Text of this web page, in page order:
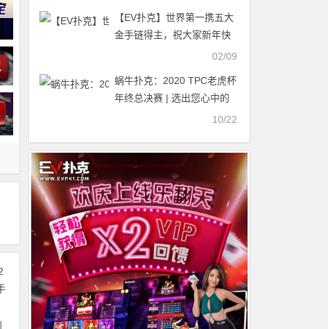
【EV扑克】世界第一携五大
金手链得主，祝大家新年快
乐！AApoker “天下无贼”，
02/09
蜗牛扑克：2020 TPC老虎杯
年终总决赛 | 选出您心中的
王者，为他投上宝贵的一10/22